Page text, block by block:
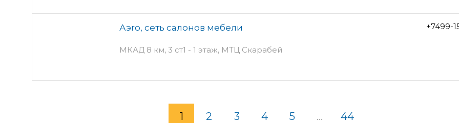
Аэro, сеть салонов мебели
МКАД 8 км, 3 ст1 - 1 этаж, МТЦ Скарабей
+7499-
1 2 3 4 5 ... 44